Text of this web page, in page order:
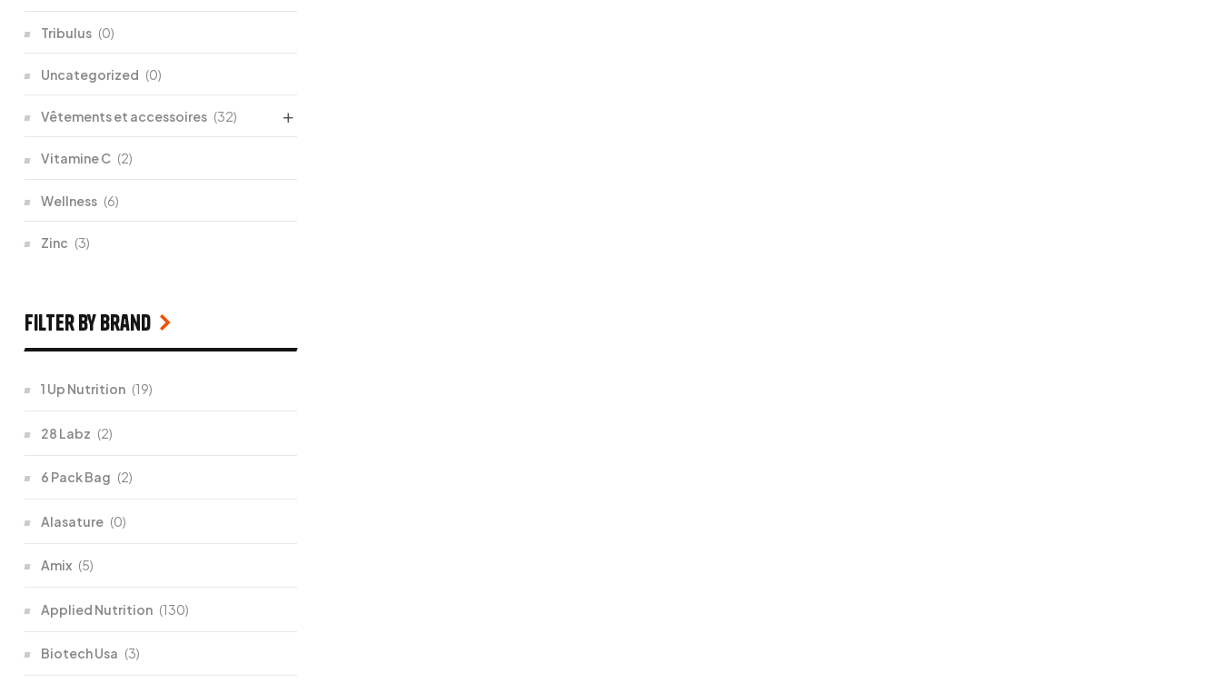
Tribulus (0)
Uncategorized (0)
Vêtements et accessoires (32)
Vitamine C (2)
Wellness (6)
Zinc (3)
filter by Brand
1 Up Nutrition (19)
28 Labz (2)
6 Pack Bag (2)
Alasature (0)
Amix (5)
Applied Nutrition (130)
Biotech Usa (3)